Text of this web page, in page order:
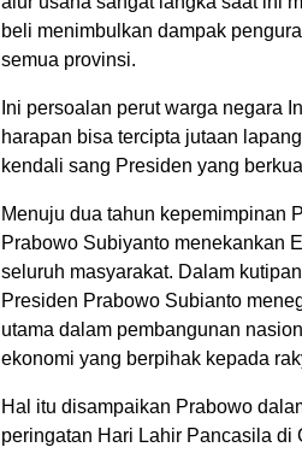
beli menimbulkan dampak
semua provinsi.
Ini persoalan perut warga negara
harapan bisa tercipta jutaan
kendali sang Presiden yang
Menuju dua tahun kepemimpinan
Prabowo Subiyanto menekankan
seluruh masyarakat. Dalam
Presiden Prabowo Subianto
utama dalam pembangunan
ekonomi yang berpihak kepada
Hal itu disampaikan Prabowo
peringatan Hari Lahir Pancasila di